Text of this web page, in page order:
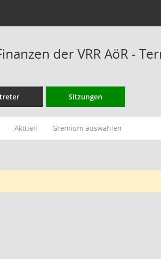
der VRR AöR -
Sitzungen
Aktuell Gremium auswählen